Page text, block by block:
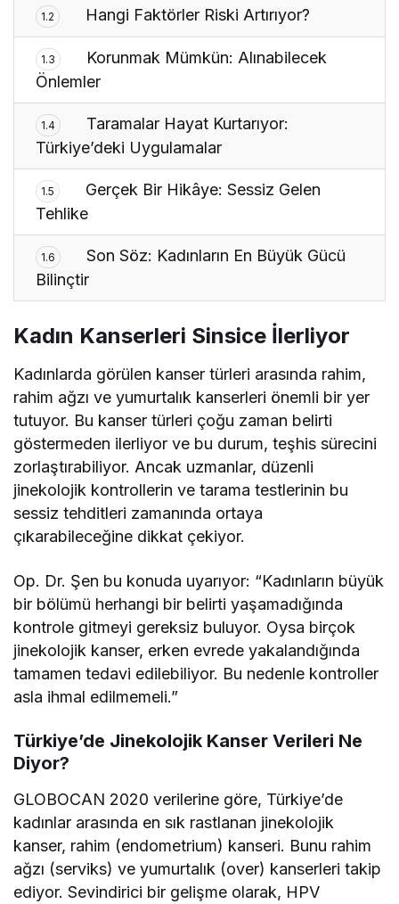
1.2 Hangi Faktörler Riski Artırıyor?
1.3
Korunmak Mümkün: Alınabilecek
Önlemler
1.4
Taramalar Hayat Kurtarıyor:
Türkiye’deki Uygulamalar
1.5
Gerçek Bir Hikâye: Sessiz Gelen
Tehlike
1.6
Son Söz: Kadınların En Büyük Gücü
Bilinçtir
Kadın Kanserleri Sinsice İlerliyor
Kadınlarda görülen kanser türleri arasında rahim,
rahim ağzı ve yumurtalık kanserleri önemli bir yer
tutuyor. Bu kanser türleri çoğu zaman belirti
göstermeden ilerliyor ve bu durum, teşhis sürecini
zorlaştırabiliyor. Ancak uzmanlar, düzenli
jinekolojik kontrollerin ve tarama testlerinin bu
sessiz tehditleri zamanında ortaya
çıkarabileceğine dikkat çekiyor.
Op. Dr. Şen bu konuda uyarıyor: “Kadınların büyük
bir bölümü herhangi bir belirti yaşamadığında
kontrole gitmeyi gereksiz buluyor. Oysa birçok
jinekolojik kanser, erken evrede yakalandığında
tamamen tedavi edilebiliyor. Bu nedenle kontroller
asla ihmal edilmemeli.”
Türkiye’de Jinekolojik Kanser Verileri Ne
Diyor?
GLOBOCAN 2020 verilerine göre, Türkiye’de
kadınlar arasında en sık rastlanan jinekolojik
kanser, rahim (endometrium) kanseri. Bunu rahim
ağzı (serviks) ve yumurtalık (over) kanserleri takip
ediyor. Sevindirici bir gelişme olarak, HPV